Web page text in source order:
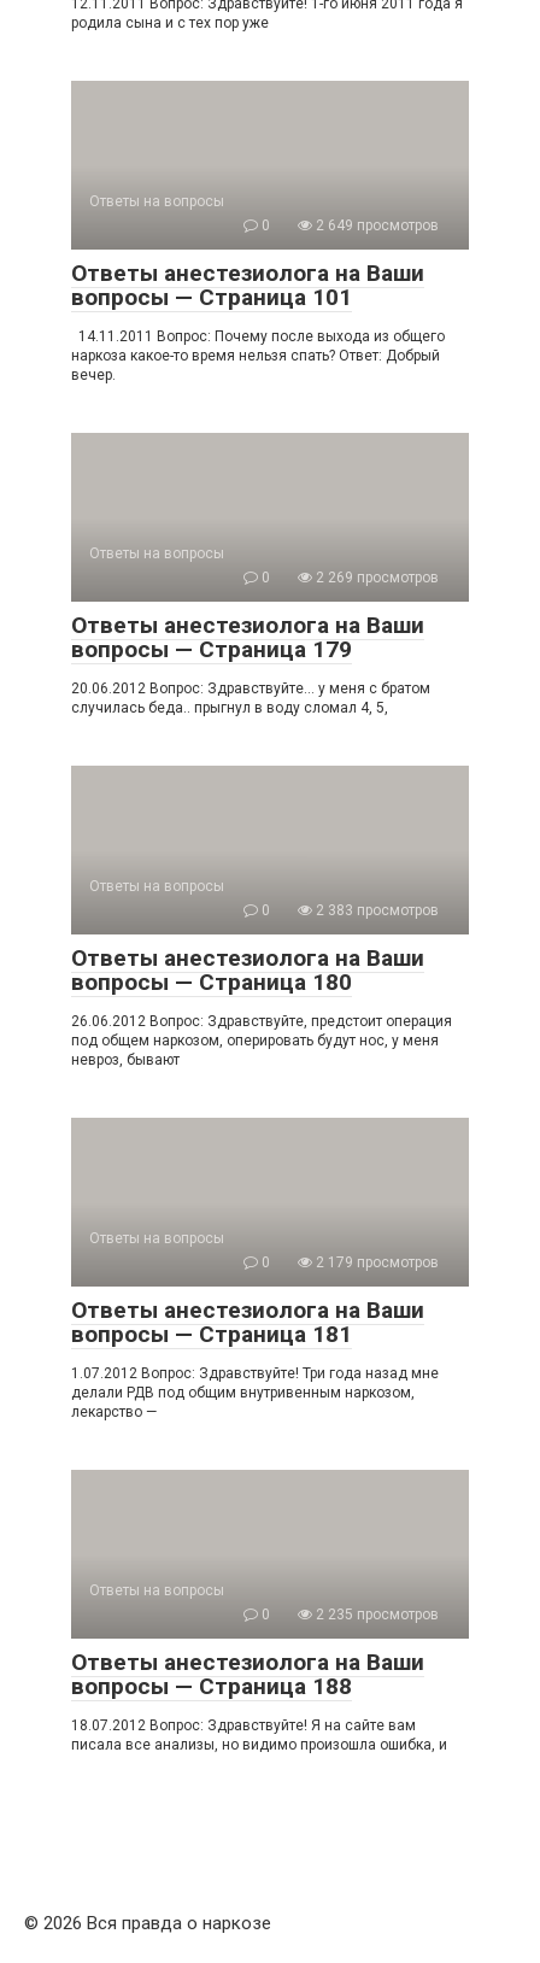
родила сына и с тех пор уже
Ответы на вопросы
0
2 649 просмотров
Ответы анестезиолога на Ваши
вопросы — Страница 101
14.11.2011 Вопрос: Почему после выхода из общего
наркоза какое-то время нельзя спать? Ответ: Добрый
вечер.
Ответы на вопросы
0
2 269 просмотров
Ответы анестезиолога на Ваши
вопросы — Страница 179
20.06.2012 Вопрос: Здравствуйте… у меня с братом
случилась беда.. прыгнул в воду сломал 4, 5,
Ответы на вопросы
0
2 383 просмотров
Ответы анестезиолога на Ваши
вопросы — Страница 180
26.06.2012 Вопрос: Здравствуйте, предстоит операция
под общем наркозом, оперировать будут нос, у меня
невроз, бывают
Ответы на вопросы
0
2 179 просмотров
Ответы анестезиолога на Ваши
вопросы — Страница 181
1.07.2012 Вопрос: Здравствуйте! Три года назад мне
делали РДВ под общим внутривенным наркозом,
лекарство —
Ответы на вопросы
0
2 235 просмотров
Ответы анестезиолога на Ваши
вопросы — Страница 188
18.07.2012 Вопрос: Здравствуйте! Я на сайте вам
писала все анализы, но видимо произошла ошибка, и
© 2026 Вся правда о наркозе